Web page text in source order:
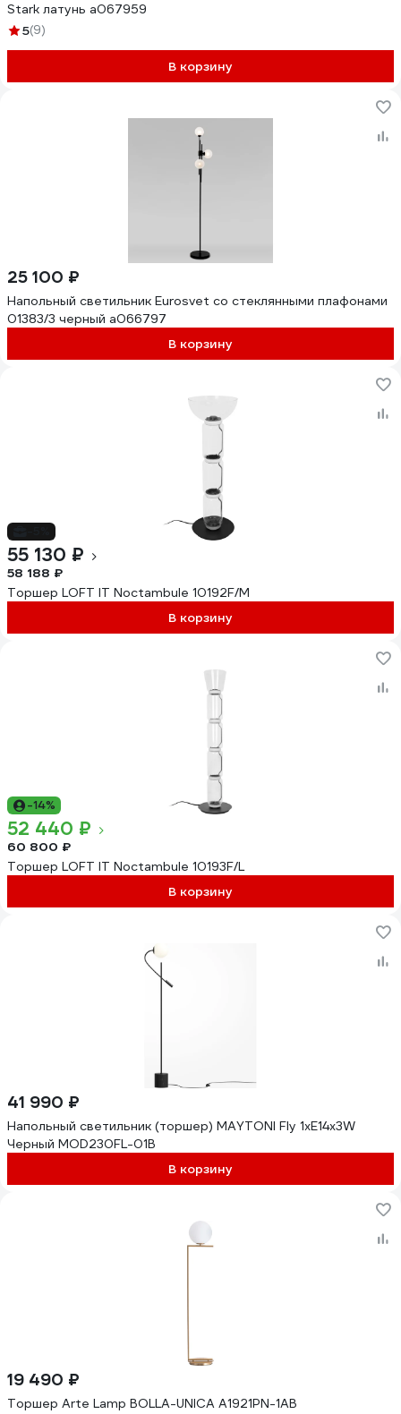
Stark латунь a067959
5(9)
В корзину
25 100 ₽
Напольный светильник Eurosvet со стеклянными плафонами
01383/3 черный a066797
В корзину
55 130 ₽
58 188 ₽
Торшер LOFT IT Noctambule 10192F/M
В корзину
-14%
52 440 ₽
60 800 ₽
Торшер LOFT IT Noctambule 10193F/L
В корзину
41 990 ₽
Напольный светильник (торшер) MAYTONI Fly 1xE14x3W
Черный MOD230FL-01B
В корзину
19 490 ₽
Торшер Arte Lamp BOLLA-UNICA A1921PN-1AB